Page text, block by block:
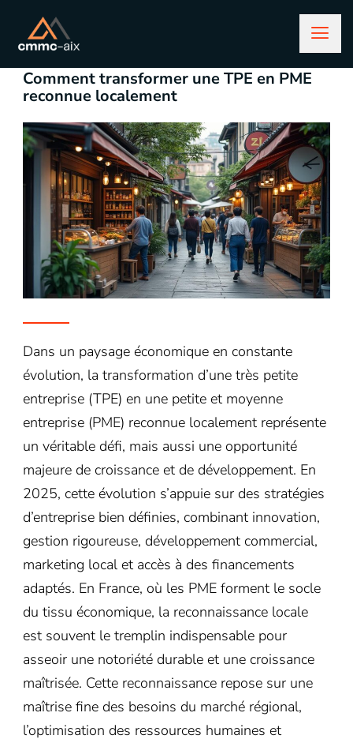
décembre 22, 2025
Comment transformer une TPE en PME
reconnue localement
Dans un paysage économique en constante
évolution, la transformation d’une très petite
entreprise (TPE) en une petite et moyenne
entreprise (PME) reconnue localement représente
un véritable défi, mais aussi une opportunité
majeure de croissance et de développement. En
2025, cette évolution s’appuie sur des stratégies
d’entreprise bien définies, combinant innovation,
gestion rigoureuse, développement commercial,
marketing local et accès à des financements
adaptés. En France, où les PME forment le socle
du tissu économique, la reconnaissance locale
est souvent le tremplin indispensable pour
asseoir une notoriété durable et une croissance
maîtrisée. Cette reconnaissance repose sur une
maîtrise fine des besoins du marché régional,
l’optimisation des ressources humaines et